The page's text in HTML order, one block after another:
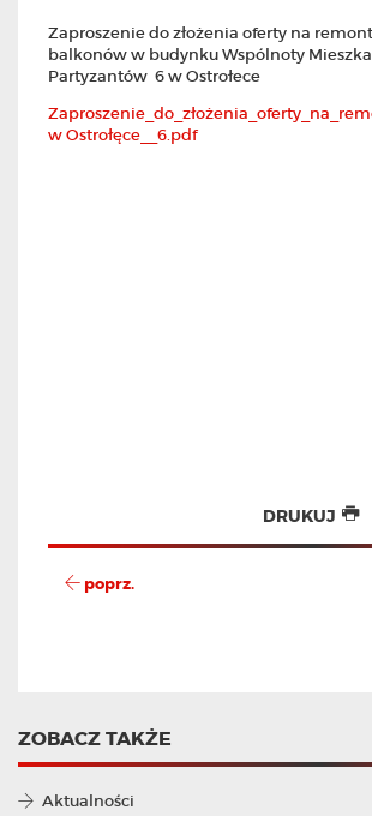
Zaproszenie do złożenia oferty na
balkonów w budynku Wspólnoty
Partyzantów 6 w Ostrołece
w Ostrołęce__6.pdf
DRUKUJ
poprz.
ZOBACZ TAKŻE
Aktualności